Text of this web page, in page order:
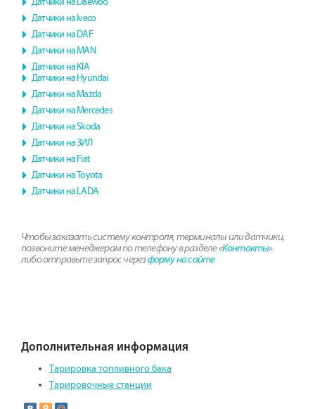
Датчики на Iveco
Датчики на DAF
Датчики на MAN
Датчики на KIA
Датчики на Hyundai
Датчики на Mazda
Датчики на Mercedes
Датчики на Skoda
Датчики на ЗИЛ
Датчики на Fiat
Датчики на Toyota
Датчики на LADA
Чтобы заказать систему контроля, терминалы или датчики,
позвоните менеджерам по телефону в разделе «Контакты»
либо отправьте запрос черезформу на сайте
Дополнительная информация
Тарировка топливного бака
Тарировочные станции